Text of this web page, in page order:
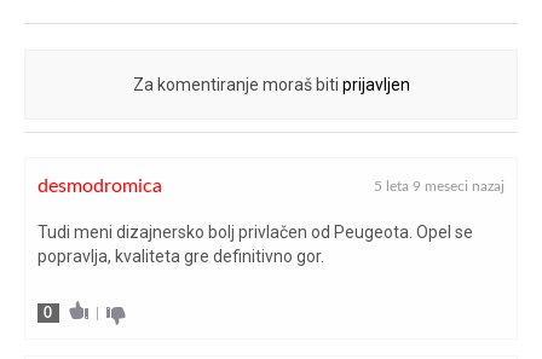
188
(kW/KM pri
vrt/min)
(Nm pri vrt/min)
Za komentiranje moraš biti prijavljen
desmodromica 5 leta 9 meseci nazaj
Tudi meni dizajnersko bolj privlačen od Peugeota. Opel se
popravlja, kvaliteta gre definitivno gor.
0